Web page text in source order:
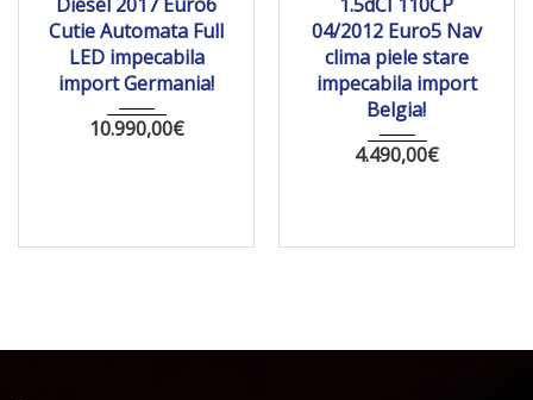
Cutie Automata Full
LED impecabila
import Germania!
10.990,00€
04/2012 Euro5 Nav
clima piele stare
impecabila import
Belgia!
4.490,00€